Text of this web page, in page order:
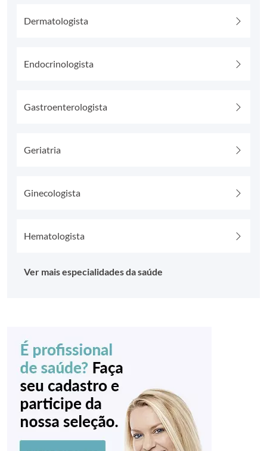
Dermatologista
Endocrinologista
Gastroenterologista
Geriatria
Ginecologista
Hematologista
Ver mais especialidades da saúde